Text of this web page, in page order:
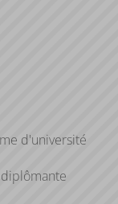
dans des
de l’écrit et de
d'université